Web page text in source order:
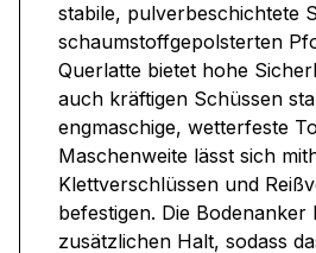
stabile, pulverbeschichtete
schaumstoffgepolsterten
Querlatte bietet hohe
auch kräftigen Schüssen
engmaschige, wetterfeste
Maschenweite lässt sich
Klettverschlüssen und
befestigen. Die Bodenanker
zusätzlichen Halt, sodass